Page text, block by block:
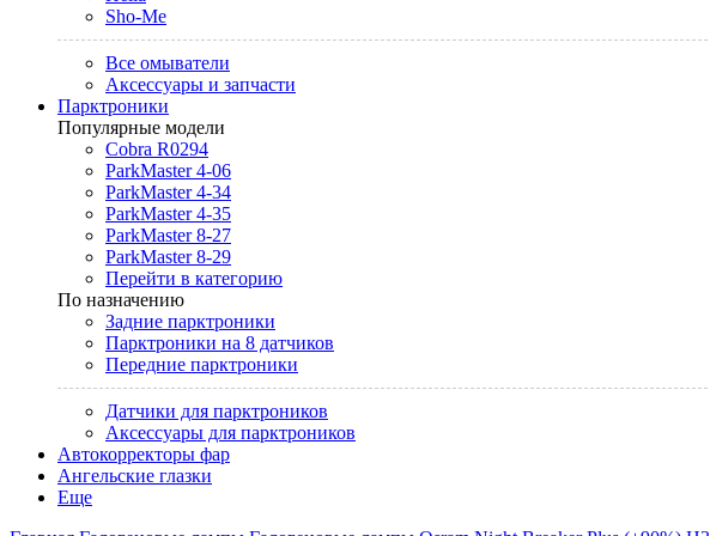
Sho-Me
Все омыватели
Аксессуары и запчасти
Парктроники
Популярные модели
Cobra R0294
ParkMaster 4-06
ParkMaster 4-34
ParkMaster 4-35
ParkMaster 8-27
ParkMaster 8-29
Перейти в категорию
По назначению
Задние парктроники
Парктроники на 8 датчиков
Передние парктроники
Датчики для парктроников
Аксессуары для парктроников
Автокорректоры фар
Ангельские глазки
Еще